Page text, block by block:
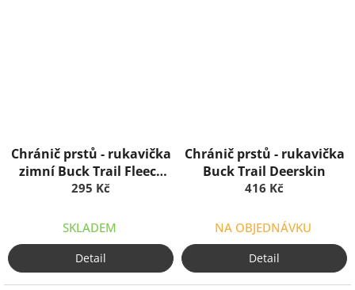
Chránič prstů - rukavička
zimní Buck Trail Fleece
pár
295 Kč
SKLADEM
Detail
Chránič prstů - rukavička
Buck Trail Deerskin
416 Kč
NA OBJEDNÁVKU
Detail